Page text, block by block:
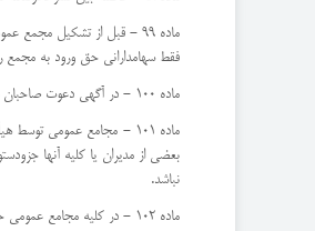
ماده 99 - قبل از تشكیل مجمع عمومی هر صاحب سهمی كه مایل به حضور در مجمع عمومی باشد باید با ارائه ورقه سهم یا تصدیق موقت سهم‌متعلق به خود به شركت مراجعه و ورقه ورود به جلسه را دریافت كند.
‌فقط سهامدارانی حق ورود به مجمع
ماده 100 - در آگهی دعوت صاحبان سهام برای تشكیل مجمع عمومی دستور جلسه و تاریخ و محل تشكیل مجمع با قید ساعت و نشانی كامل‌باید قید شود.
ماده 101 - مجامع عمومی
بعضی از مدیران یا كلیه آنها
نباشد.
ماده 102 - در كلیه مجامع عمومی حضور وكیل یا قائم‌مقام قانونی صاحب سهم و هم چنین حضور نماینده یا نمایندگان شخصیت حقوقی به شرط‌ ارائه مدرك وكالت یا نمایندگی به منزله حضور خود صاحب سهم است.